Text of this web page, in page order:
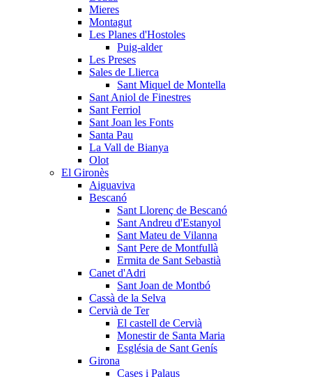
Mieres
Montagut
Les Planes d'Hostoles
Puig-alder
Les Preses
Sales de Llierca
Sant Miquel de Montella
Sant Aniol de Finestres
Sant Ferriol
Sant Joan les Fonts
Santa Pau
La Vall de Bianya
Olot
El Gironès
Aiguaviva
Bescanó
Sant Llorenç de Bescanó
Sant Andreu d'Estanyol
Sant Mateu de Vilanna
Sant Pere de Montfullà
Ermita de Sant Sebastià
Canet d'Adri
Sant Joan de Montbó
Cassà de la Selva
Cervià de Ter
El castell de Cervià
Monestir de Santa Maria
Església de Sant Genís
Girona
Cases i Palaus